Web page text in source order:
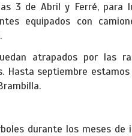
3 de Abril y Ferré, para
equipados con
atrapados por las
Hasta septiembre
durante los meses de